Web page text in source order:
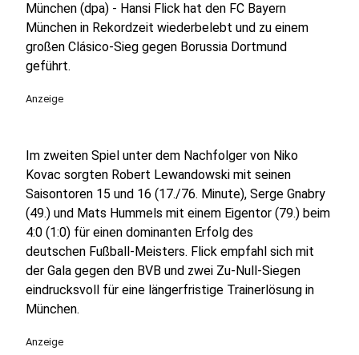
München (dpa) - Hansi Flick hat den FC Bayern
München in Rekordzeit wiederbelebt und zu einem
großen Clásico-Sieg gegen Borussia Dortmund
geführt.
Anzeige
Im zweiten Spiel unter dem Nachfolger von Niko
Kovac sorgten Robert Lewandowski mit seinen
Saisontoren 15 und 16 (17./76. Minute), Serge Gnabry
(49.) und Mats Hummels mit einem Eigentor (79.) beim
4:0 (1:0) für einen dominanten Erfolg des
deutschen Fußball-Meisters. Flick empfahl sich mit
der Gala gegen den BVB und zwei Zu-Null-Siegen
eindrucksvoll für eine längerfristige Trainerlösung in
München.
Anzeige